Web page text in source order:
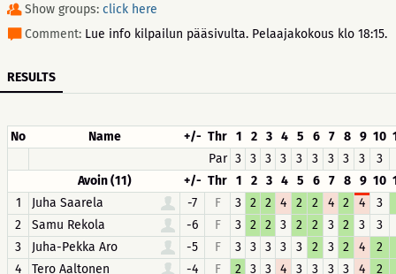
Show groups: click here
Comment: Lue info kilpailun pääsivulta. Pelaajakokous klo 18:15.
RESULTS
No Name +/- Thr 1 2 3 4 5 6 7 8 9 10
Par 3 3 3 3 3 3 3 3 3 3
Avoin (11)
+/- Thr 1 2 3 4 5 6 7 8 9 10
1
Juha Saarela -7 F 3 2 2 4 2 2 4 2 4 3
2
Samu Rekola -6 F 3 2 2 3 2 2 3 2 3 3
3
Juha-Pekka Aro -5 F 3 3 3 3 3 2 3 2 4 2
4
Tero Aaltonen -4 F 2 3 3 4 3 3 3 3 4 2